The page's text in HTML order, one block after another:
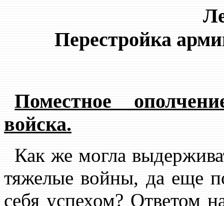
Перестройка
Поместное
войска.
Как же могла
тяжелые войны, да еще
себя успехом? Ответом